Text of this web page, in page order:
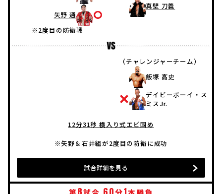
矢野 通
※2度目の防衛戦
真壁 刀義
（チャレンジャーチーム）
飯塚 高史
デイビーボーイ・ス
ミスJr.
12分31秒 横入り式エビ固め
※矢野＆石井組が2度目の防衛に成功
試合詳細を見る